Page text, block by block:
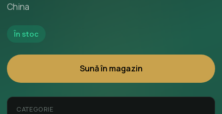
China
În stoc
Sună în magazin
CATEGORIE